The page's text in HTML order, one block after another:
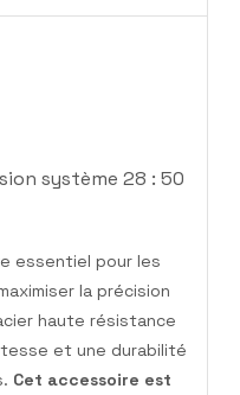
système 28 : 50
essentiel pour les
la précision
haute résistance
et une durabilité
Cet accessoire est